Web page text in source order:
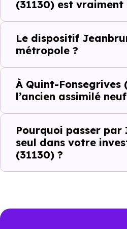
La
La
strict
(31130) est
Le dispositif
métropole ?
À Quint-
l’ancien assimilé
Pourquoi passer
seul dans votre
(31130) ?